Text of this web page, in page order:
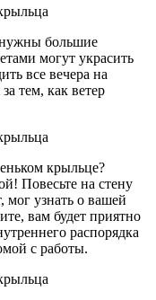
нужны большие
могут украсить
все вечера на
тем, как ветер
крыльце?
Повесьте на стену
мог узнать о вашей
вам будет приятно
распорядка
с работы.